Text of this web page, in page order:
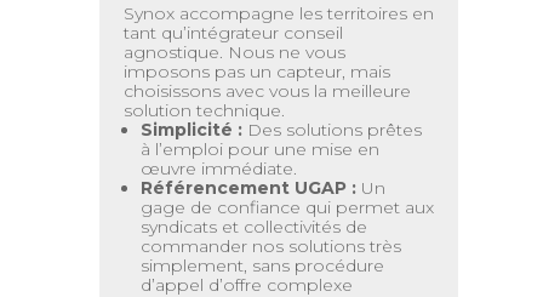
Synox accompagne les territoires en
tant qu’intégrateur conseil
agnostique. Nous ne vous
imposons pas un capteur, mais
choisissons avec vous la meilleure
solution technique.
Simplicité :Des solutions prêtes
à l’emploi pour une mise en
œuvre immédiate.
Référencement UGAP :Un
gage de confiance qui permet aux
syndicats et collectivités de
commander nos solutions très
simplement, sans procédure
d’appel d’offre complexe